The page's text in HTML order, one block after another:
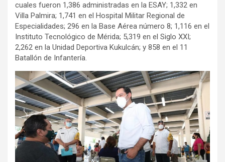
cuales fueron 1,386 administradas en la ESAY; 1,332 en
Villa Palmira; 1,741 en el Hospital Militar Regional de
Especialidades; 296 en la Base Aérea número 8; 1,116 en el
Instituto Tecnológico de Mérida; 5,319 en el Siglo XXI;
2,262 en la Unidad Deportiva Kukulcán; y 858 en el 11
Batallón de Infantería.